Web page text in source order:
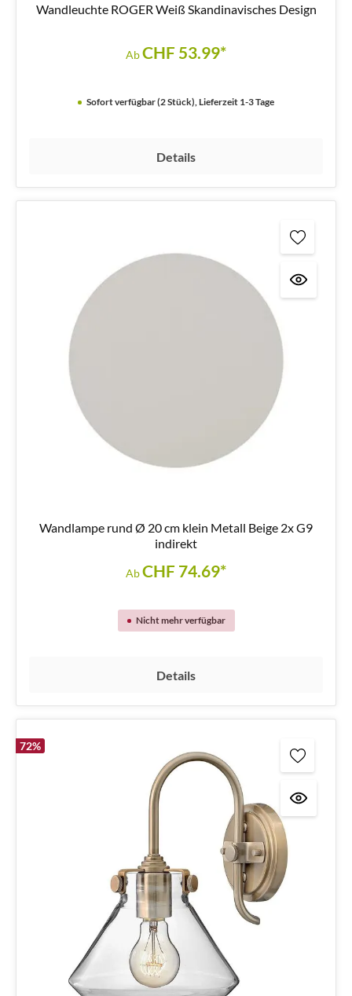
Wandleuchte ROGER Weiß Skandinavisches Design
AbCHF 53.99*
Sofort verfügbar (2 Stück), Lieferzeit 1-3 Tage
Details
Wandlampe rund Ø 20 cm klein Metall Beige 2x G9
indirekt
AbCHF 74.69*
Nicht mehr verfügbar
Details
72%